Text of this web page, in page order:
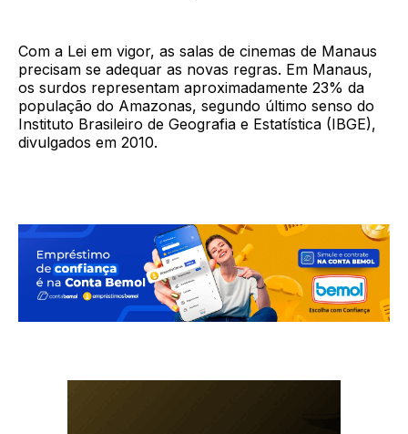
Com a Lei em vigor, as salas de cinemas de Manaus
precisam se adequar as novas regras. Em Manaus,
os surdos representam aproximadamente 23% da
população do Amazonas, segundo último senso do
Instituto Brasileiro de Geografia e Estatística (IBGE),
divulgados em 2010.